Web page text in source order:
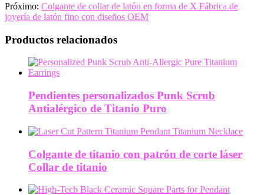
Próximo: Colgante de collar de latón en forma de X Fábrica de
joyería de latón fino con diseños OEM
Productos relacionados
Pendientes personalizados Punk Scrub
Antialérgico de Titanio Puro
Colgante de titanio con patrón de corte láser
Collar de titanio